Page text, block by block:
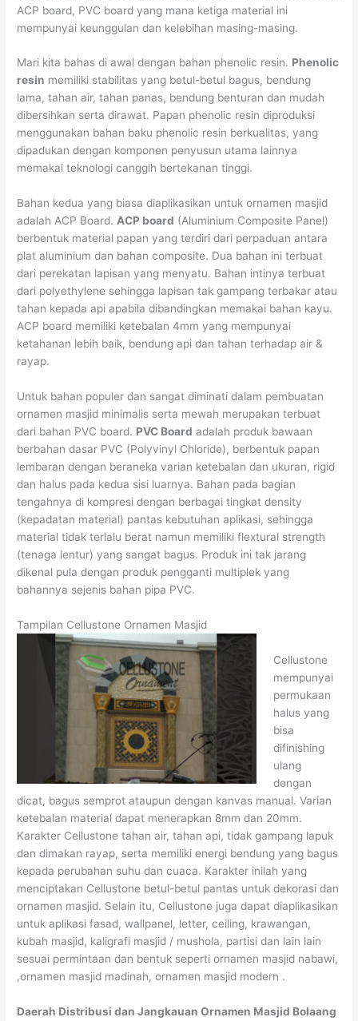
ACP board, PVC board yang mana ketiga material ini
mempunyai keunggulan dan kelebihan masing-masing.
Mari kita bahas di awal dengan bahan phenolic resin. Phenolic
resin memiliki stabilitas yang betul-betul bagus, bendung
lama, tahan air, tahan panas, bendung benturan dan mudah
dibersihkan serta dirawat. Papan phenolic resin diproduksi
menggunakan bahan baku phenolic resin berkualitas, yang
dipadukan dengan komponen penyusun utama lainnya
memakai teknologi canggih bertekanan tinggi.
Bahan kedua yang biasa diaplikasikan untuk ornamen masjid
adalah ACP Board.ACP board (Aluminium Composite Panel)
berbentuk material papan yang terdiri dari perpaduan antara
plat aluminium dan bahan composite. Dua bahan ini terbuat
dari perekatan lapisan yang menyatu. Bahan intinya terbuat
dari polyethylene sehingga lapisan tak gampang terbakar atau
tahan kepada api apabila dibandingkan memakai bahan kayu.
ACP board memiliki ketebalan 4mm yang mempunyai
ketahanan lebih baik, bendung api dan tahan terhadap air &
rayap.
Untuk bahan populer dan sangat diminati dalam pembuatan
ornamen masjid minimalis serta mewah merupakan terbuat
dari bahan PVC board. PVC Board adalah produk bawaan
berbahan dasar PVC (Polyvinyl Chloride), berbentuk papan
lembaran dengan beraneka varian ketebalan dan ukuran, rigid
dan halus pada kedua sisi luarnya. Bahan pada bagian
tengahnya di kompresi dengan berbagai tingkat density
(kepadatan material) pantas kebutuhan aplikasi, sehingga
material tidak terlalu berat namun memiliki flextural strength
(tenaga lentur) yang sangat bagus. Produk ini tak jarang
dikenal pula dengan produk pengganti multiplek yang
bahannya sejenis bahan pipa PVC.
Tampilan Cellustone Ornamen Masjid
Cellustone
mempunyai
permukaan
halus yang
bisa
difinishing
ulang
dengan
dicat, bagus semprot ataupun dengan kanvas manual. Varian
ketebalan material dapat menerapkan 8mm dan 20mm.
Karakter Cellustone tahan air, tahan api, tidak gampang lapuk
dan dimakan rayap, serta memiliki energi bendung yang bagus
kepada perubahan suhu dan cuaca. Karakter inilah yang
menciptakan Cellustone betul-betul pantas untuk dekorasi dan
ornamen masjid. Selain itu, Cellustone juga dapat diaplikasikan
untuk aplikasi fasad, wallpanel, letter, ceiling, krawangan,
kubah masjid, kaligrafi masjid / mushola, partisi dan lain lain
sesuai permintaan dan bentuk seperti ornamen masjid nabawi,
,ornamen masjid madinah, ornamen masjid modern .
Daerah Distribusi dan Jangkauan Ornamen Masjid Bolaang